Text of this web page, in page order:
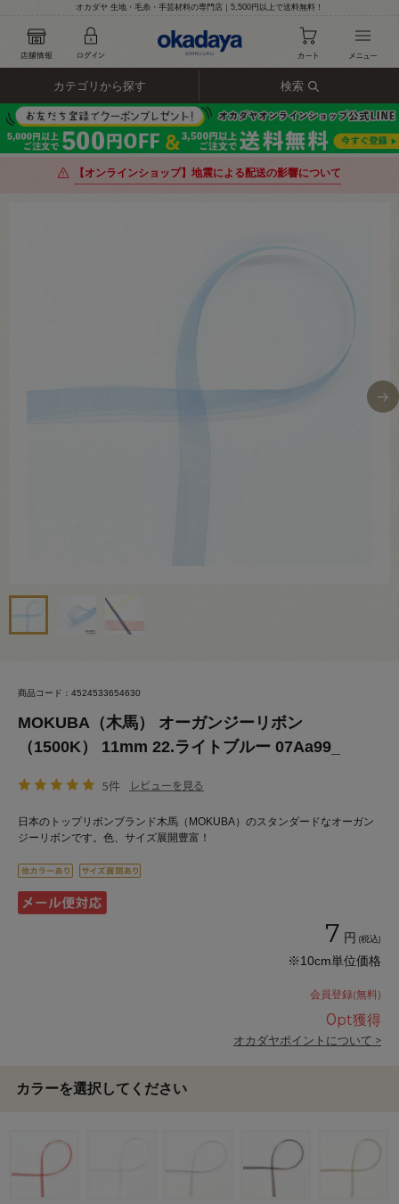
オカダヤ 生地・毛糸・手芸材料の専門店｜5,500円以上で送料無料！
カテゴリから探す 検索
【オンラインショップ】地震による配送の影響について
商品コード：4524533654630
MOKUBA（木馬） オーガンジーリボン
（1500K） 11mm 22.ライトブルー 07Aa99_
5件 レビューを見る
日本のトップリボンブランド木馬（MOKUBA）のスタンダードなオーガン
ジーリボンです。色、サイズ展開豊富！
7 円 (税込)
※10cm単位価格
会員登録(無料)
0pt獲得
オカダヤポイントについて >
カラーを選択してください